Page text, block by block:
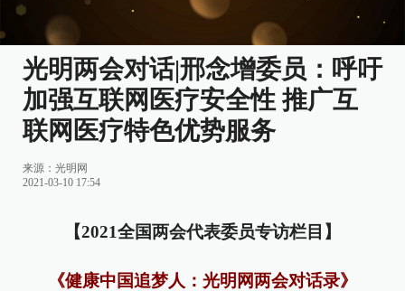
光明两会对话|邢念增委员：呼吁
加强互联网医疗安全性 推广互
联网医疗特色优势服务
来源：光明网
2021-03-10 17:54
【2021全国两会代表委员专访栏目】
《健康中国追梦人：光明网两会对话录》